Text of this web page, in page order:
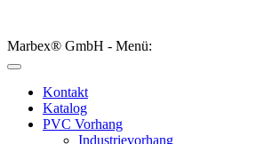
Marbex® GmbH - Menü:
Kontakt
Katalog
PVC Vorhang
Industrievorhang